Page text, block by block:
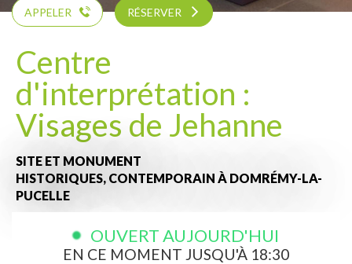
APPELER RÉSERVER
Centre
d'interprétation :
Visages de Jehanne
SITE ET MONUMENT
HISTORIQUES, CONTEMPORAIN À DOMRÉMY-LA-
PUCELLE
OUVERT AUJOURD'HUI
EN CE MOMENT JUSQU'À 18:30